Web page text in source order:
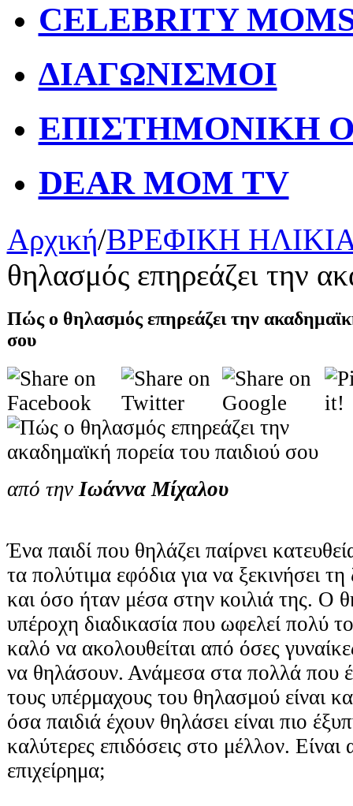
CELEBRITY
ΔΙΑΓΩΝΙΣΜΟΙ
ΕΠΙΣΤΗΜΟΝΙΚΗ
DEAR MOM TV
Αρχική/ΒΡΕΦΙΚΗ
θηλασμός επηρεάζει την
Πώς ο θηλασμός επηρεάζει την
σου
από την Ιωάννα Μίχαλου
Ένα παιδί που θηλάζει παίρνει
τα πολύτιμα εφόδια για να ξεκινήσει
και όσο ήταν μέσα στην κοιλιά της. Ο
υπέροχη διαδικασία που ωφελεί πολύ
καλό να ακολουθείται από όσες
να θηλάσουν. Ανάμεσα στα πολλά που
τους υπέρμαχους του θηλασμού είναι
όσα παιδιά έχουν θηλάσει είναι πιο
καλύτερες επιδόσεις στο μέλλον. Είναι
επιχείρημα;